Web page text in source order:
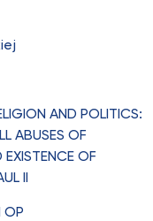
AND POLITICS:
ABUSES OF
OF
II
OP